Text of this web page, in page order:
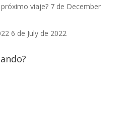
viaje? 7 de December
6 de July de 2022